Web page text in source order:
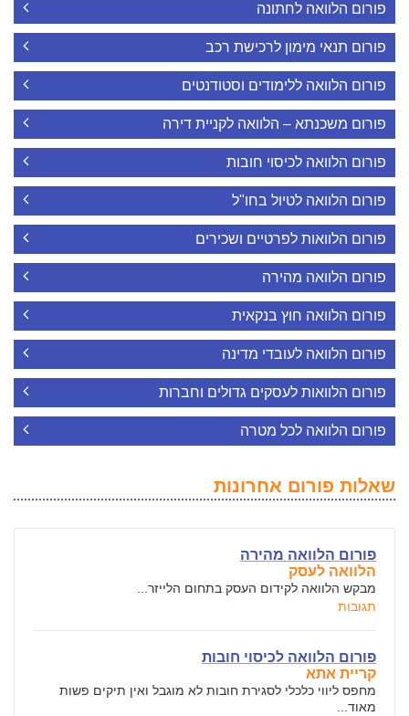
פורום הלוואה לחתונה
פורום תנאי מימון לרכישת רכב
פורום הלוואה ללימודים וסטודנטים
פורום משכנתא – הלוואה לקניית דירה
פורום הלוואה לכיסוי חובות
פורום הלוואה לטיול בחו"ל
פורום הלוואות לפרטיים ושכירים
פורום הלוואה מהירה
פורום הלוואה חוץ בנקאית
פורום הלוואה לעובדי מדינה
פורום הלוואות לעסקים גדולים וחברות
פורום הלוואה לכל מטרה
שאלות פורום אחרונות
פורום הלוואה מהירה
הלוואה לעסק
מבקש הלוואה לקידום העסק בתחום הלייזר...
תגובות
פורום הלוואה לכיסוי חובות
קריית אתא
מחפס ליווי כלכלי לסגירת חובות לא מוגבל ואין תיקים פשות
מאוד...